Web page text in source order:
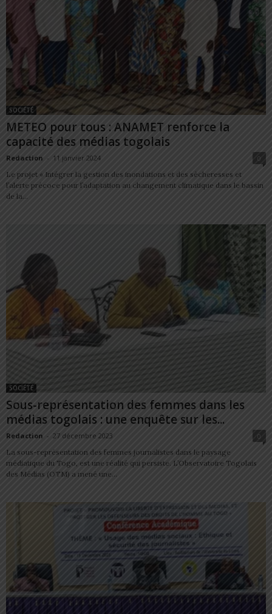
SOCIÉTÉ
METEO pour tous : ANAMET renforce la
capacité des médias togolais
Redaction - 11 janvier 2024
0
Le projet « Intégrer la gestion des inondations et des sècheresses et
l’alerte précoce pour l’adaptation au changement climatique dans le bassin
de la...
SOCIÉTÉ
Sous-représentation des femmes dans les
médias togolais : une enquête sur les...
Redaction - 27 décembre 2023
0
La sous-représentation des femmes journalistes dans le paysage
médiatique du Togo, est une réalité qui persiste. L’Observatoire Togolais
des Médias (OTM) a mené une...